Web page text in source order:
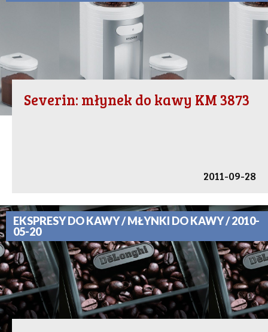
Severin: młynek do kawy KM 3873
2011-09-28
EKSPRESY DO KAWY / MŁYNKI DO KAWY / 2010-
05-20